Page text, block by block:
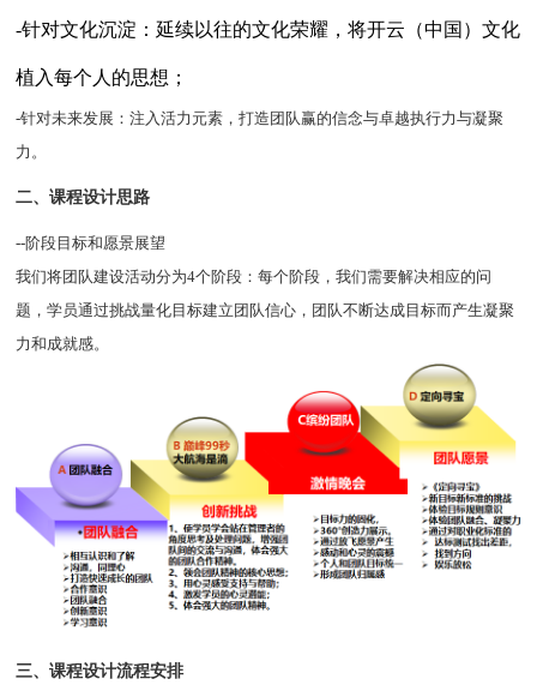
-针对文化沉淀：延续以往的文化荣耀，将开云（中国）文化
植入每个人的思想；
-针对未来发展：注入活力元素，打造团队赢的信念与卓越执行力与凝聚
力。
二、课程设计思路
--阶段目标和愿景展望
我们将团队建设活动分为4个阶段：每个阶段，我们需要解决相应的问
题，学员通过挑战量化目标建立团队信心，团队不断达成目标而产生凝聚
力和成就感。
三、课程设计流程安排